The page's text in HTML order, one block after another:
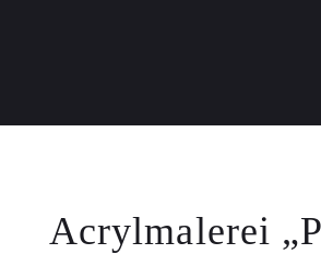
Acrylmalerei